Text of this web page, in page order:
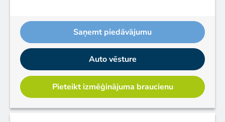
Saņemt piedāvājumu
Auto vēsture
Pieteikt izmēģinājuma braucienu